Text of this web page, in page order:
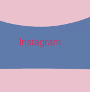
Instagram